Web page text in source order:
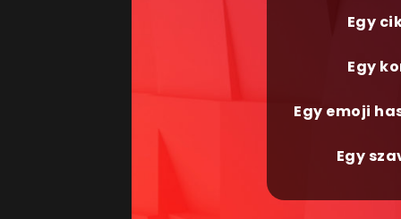
Egy
Egy
Egy emoji
Egy